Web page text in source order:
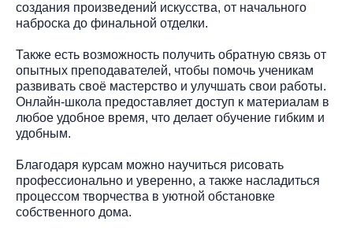
создания произведений искусства, от начального
наброска до финальной отделки.
Также есть возможность получить обратную связь от
опытных преподавателей, чтобы помочь ученикам
развивать своё мастерство и улучшать свои работы.
Онлайн-школа предоставляет доступ к материалам в
любое удобное время, что делает обучение гибким и
удобным.
Благодаря курсам можно научиться рисовать
профессионально и уверенно, а также насладиться
процессом творчества в уютной обстановке
собственного дома.